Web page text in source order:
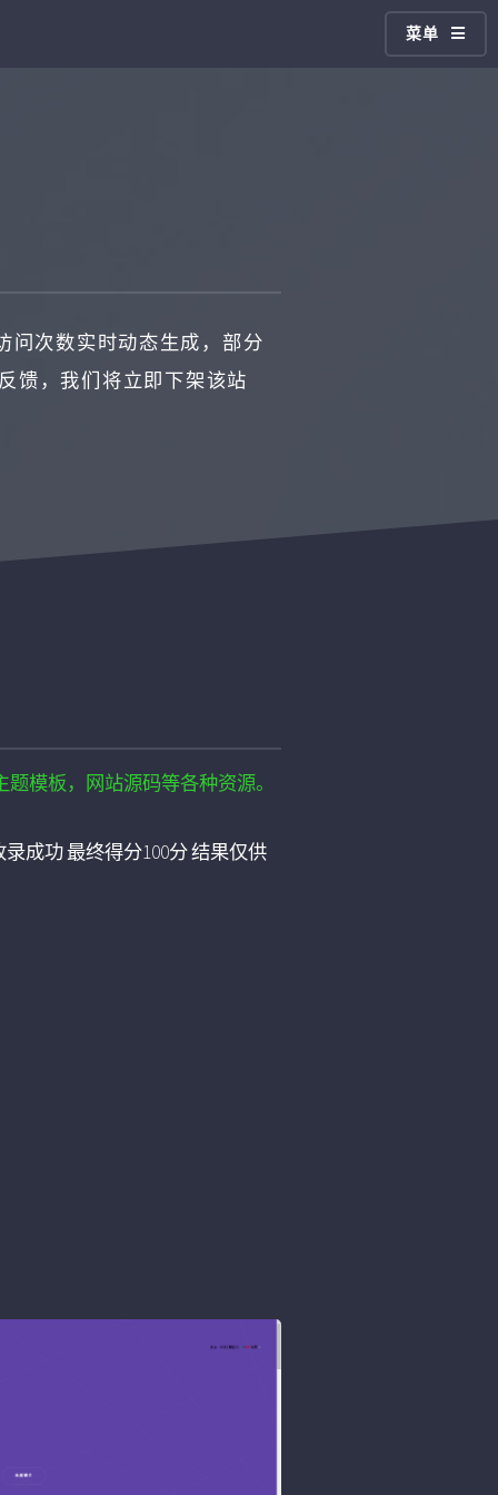
菜单
问次数实时动态生成，部分
馈，我们将立即下架该站
模板，网站源码等各种资源。
成功 最终得分100分 结果仅供